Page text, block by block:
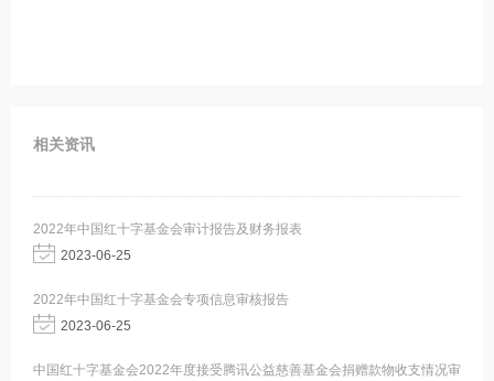
相关资讯
2022年中国红十字基金会审计报告及财务报表
2023-06-25
2022年中国红十字基金会专项信息审核报告
2023-06-25
中国红十字基金会2022年度接受腾讯公益慈善基金会捐赠款物收支情况审